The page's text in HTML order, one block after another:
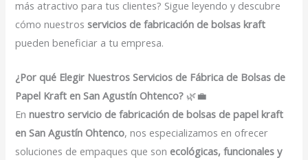
más atractivo para tus clientes? Sigue leyendo y descubre
cómo nuestrosservicios de fabricación de bolsas kraft
pueden beneficiar a tu empresa.
¿Por qué Elegir Nuestros Servicios de Fábrica de Bolsas de
Papel Kraft en San Agustín Ohtenco? 🌿💼
Ennuestro servicio de fabricación de bolsas de papel kraft
en San Agustín Ohtenco, nos especializamos en ofrecer
soluciones de empaques que son ecológicas, funcionales y